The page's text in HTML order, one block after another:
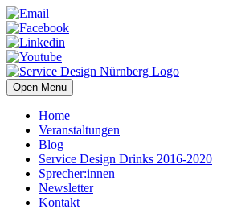
Open Menu
Home
Veranstaltungen
Blog
Service Design Drinks 2016-2020
Sprecher:innen
Newsletter
Kontakt